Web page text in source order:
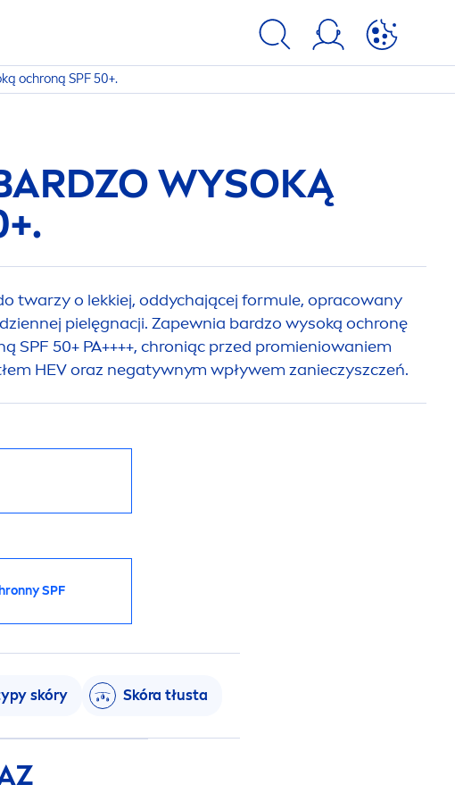
ochroną SPF 50+.
WYSOKĄ
twarzy o lekkiej, oddychającej formule, opracowany
pielęgnacji. Zapewnia bardzo wysoką ochronę
SPF 50+ PA++++, chroniąc przed promieniowaniem
HEV oraz negatywnym wpływem zanieczyszczeń.
SPF
skóry Skóra tłusta